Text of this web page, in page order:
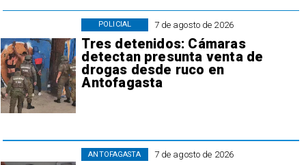
7 de agosto de 2026
Tres detenidos: Cámaras
detectan presunta venta de
drogas desde ruco en
Antofagasta
POLICIAL
7 de agosto de 2026
ANTOFAGASTA